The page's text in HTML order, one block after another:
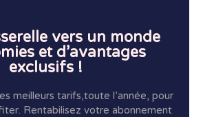
vers un monde
et d’avantages
exclusifs !
meilleurs tarifs,toute l’année, pour
Rentabilisez votre abonnement